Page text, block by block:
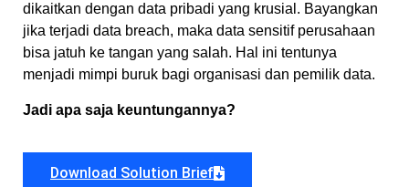
dikaitkan dengan data pribadi yang krusial. Bayangkan
jika terjadi data breach, maka data sensitif perusahaan
bisa jatuh ke tangan yang salah. Hal ini tentunya
menjadi mimpi buruk bagi organisasi dan pemilik data.
Jadi apa saja keuntungannya?
Download Solution Brief